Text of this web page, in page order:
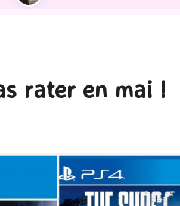
rater en mai !